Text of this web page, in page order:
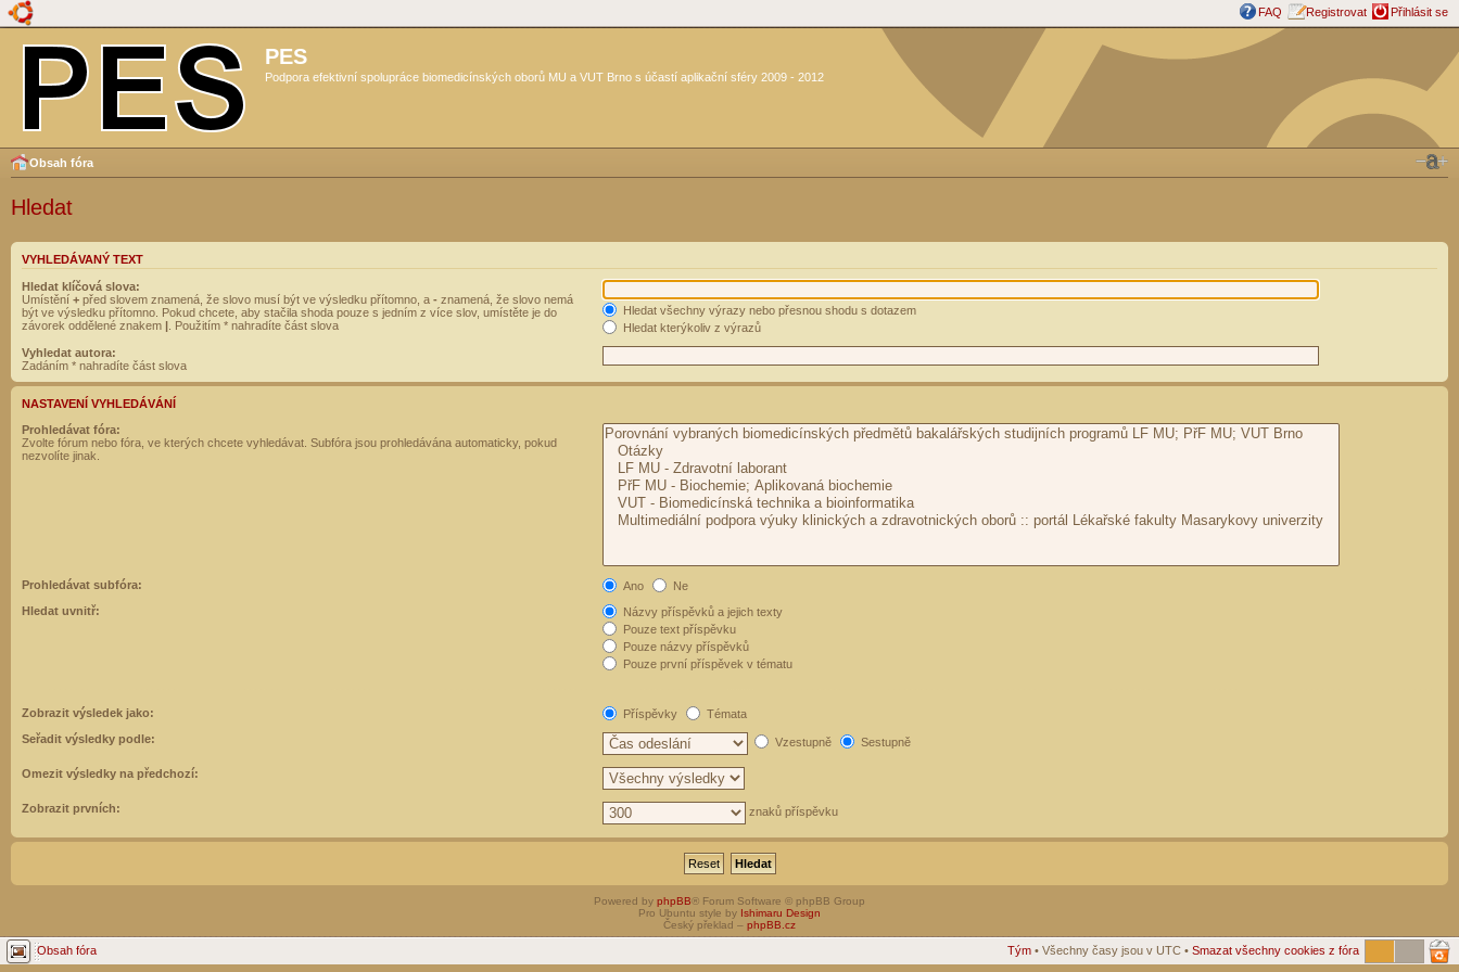
FAQ Registrovat Přihlásit se
PES
Podpora efektivní spolupráce biomedicínských oborů MU a VUT Brno s účastí aplikační sféry 2009 - 2012
Obsah fóra
Hledat
VYHLEDÁVANÝ TEXT
Hledat klíčová slova:
Umístění + před slovem znamená, že slovo musí být ve výsledku přítomno, a - znamená, že slovo nemá
být ve výsledku přítomno. Pokud chcete, aby stačila shoda pouze s jedním z více slov, umístěte je do
závorek oddělené znakem | . Použitím * nahradíte část slova
Hledat všechny výrazy nebo přesnou shodu s dotazem
Hledat kterýkoliv z výrazů
Vyhledat autora:
Zadáním * nahradíte část slova
NASTAVENÍ VYHLEDÁVÁNÍ
Prohledávat fóra:
Zvolte fórum nebo fóra, ve kterých chcete vyhledávat. Subfóra jsou prohledávána automaticky, pokud
nezvolíte jinak.
Prohledávat subfóra: Ano
Ne
Hledat uvnitř:
Názvy příspěvků a jejich texty
Pouze text příspěvku
Pouze názvy příspěvků
Pouze první příspěvek v tématu
Zobrazit výsledek jako: Příspěvky
Témata
Seřadit výsledky podle:
Vzestupně Sestupně
Omezit výsledky na předchozí:
Zobrazit prvních: znaků příspěvku
Powered by phpBB® Forum Software © phpBB Group
Pro Ubuntu style by Ishimaru Design
Český překlad – phpBB.cz
Obsah fóra Tým • Všechny časy jsou v UTC • Smazat všechny cookies z fóra